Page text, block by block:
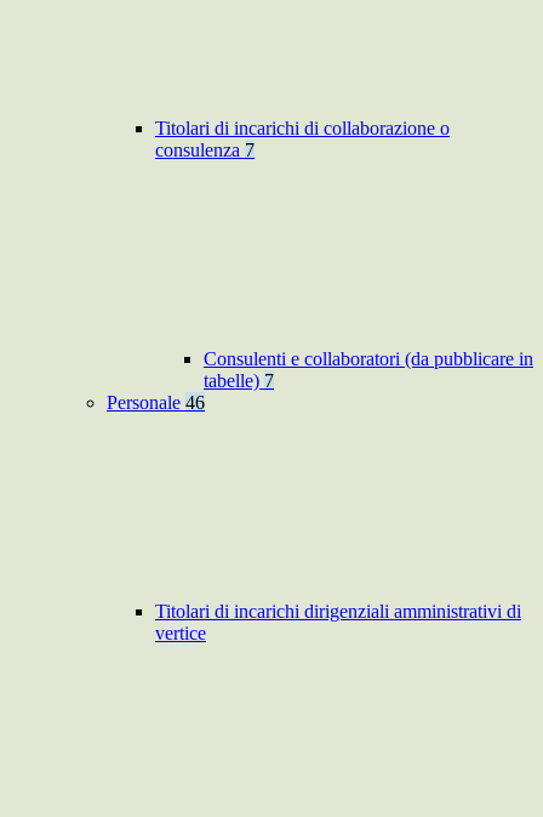
Titolari di incarichi di collaborazione o
consulenza 7
Consulenti e collaboratori (da pubblicare in
tabelle) 7
Personale 46
Titolari di incarichi dirigenziali amministrativi di
vertice